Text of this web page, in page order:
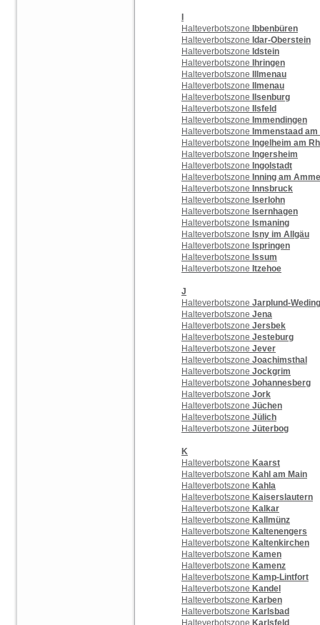
Halteverbotszone
Ibbenbüren
Halteverbotszone Idar-Oberstein
Halteverbotszone Idstein
Halteverbotszone
Ihringen
Halteverbotszone
Illmenau
Halteverbotszone
Ilmenau
Halteverbotszone
Ilsenburg
Halteverbotszone
Ilsfeld
Halteverbotszone Immendingen
Halteverbotszone Immenstaad
Halteverbotszone Ingelheim am
Halteverbotszone Ingersheim
Halteverbotszone Ingolstadt
Halteverbotszone Inning am
Halteverbotszone Innsbruck
Halteverbotszone Iserlohn
Halteverbotszone Isernhagen
Halteverbotszone Ismaning
Halteverbotszone Isny im Allgäu
Halteverbotszone Ispringen
Halteverbotszone Issum
Halteverbotszone Itzehoe
J
Halteverbotszone Jarplund-Weding
Halteverbotszone Jena
Halteverbotszone Jersbek
Halteverbotszone Jesteburg
Halteverbotszone Jever
Halteverbotszone Joachimsthal
Halteverbotszone Jockgrim
Halteverbotszone Johannesberg
Halteverbotszone Jork
Halteverbotszone Jüchen
Halteverbotszone Jülich
Halteverbotszone Jüterbog
K
Halteverbotszone Kaarst
Halteverbotszone Kahl am Main
Halteverbotszone Kahla
Halteverbotszone Kaiserslautern
Halteverbotszone Kalkar
Halteverbotszone Kallmünz
Halteverbotszone Kaltenengers
Halteverbotszone Kaltenkirchen
Halteverbotszone Kamen
Halteverbotszone Kamenz
Halteverbotszone Kamp-Lintfort
Halteverbotszone Kandel
Halteverbotszone Karben
Halteverbotszone Karlsbad
Halteverbotszone Karlsfeld